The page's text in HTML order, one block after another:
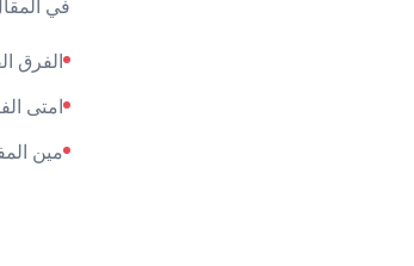
في
الفرق
امتى
مين